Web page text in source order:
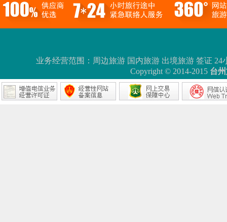
业务经营范围：周边旅游 国内旅游 出境旅游 签证 24
Copyright © 2014-2015 台